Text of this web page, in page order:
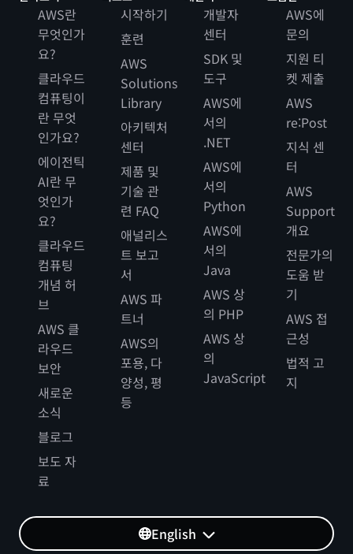
AWS란
무엇인가
요?
클라우드
컴퓨팅이
란 무엇
인가요?
에이전틱
AI란 무
엇인가
요?
클라우드
컴퓨팅
개념 허
브
AWS 클
라우드
보안
새로운
소식
블로그
보도 자
료
시작하기
훈련
AWS
Solutions
Library
아키텍처
센터
제품 및
기술 관
련 FAQ
애널리스
트 보고
서
AWS 파
트너
AWS의
포용, 다
양성, 평
등
개발자
센터
SDK 및
도구
AWS에
서의
.NET
AWS에
서의
Python
AWS에
서의
Java
AWS 상
의 PHP
AWS 상
의
JavaScript
AWS에
문의
지원 티
켓 제출
AWS
re:Post
지식 센
터
AWS
Support
개요
전문가의
도움 받
기
AWS 접
근성
법적 고
지
English